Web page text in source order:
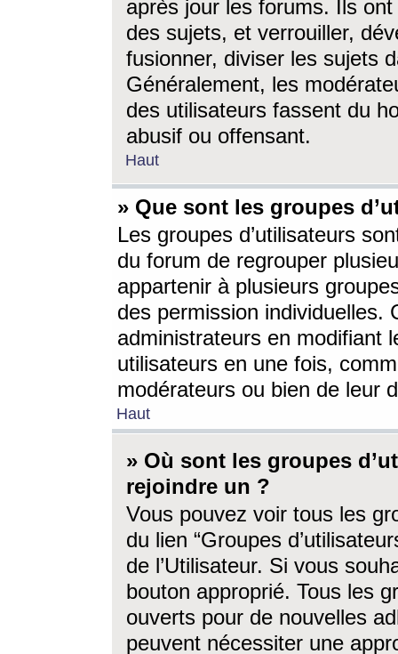
après jour les forums. Ils ont
des sujets, et verrouiller,
fusionner, diviser les sujets
Généralement, les
des utilisateurs fassent du
abusif ou offensant.
Haut
» Que sont les groupes
Les groupes d’utilisateurs
du forum de regrouper
appartenir à plusieurs
des permission individuelles.
administrateurs en modifiant
utilisateurs en une fois,
modérateurs ou bien de leur
Haut
» Où sont les groupes
rejoindre un ?
Vous pouvez voir tous les
du lien “Groupes
de l’Utilisateur. Si vous
bouton approprié. Tous les
ouverts pour de nouvelles
peuvent nécessiter une